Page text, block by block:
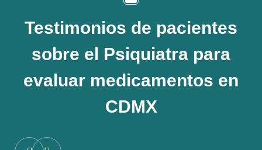
Testimonios de pacientes
sobre el Psiquiatra para
evaluar medicamentos en
CDMX